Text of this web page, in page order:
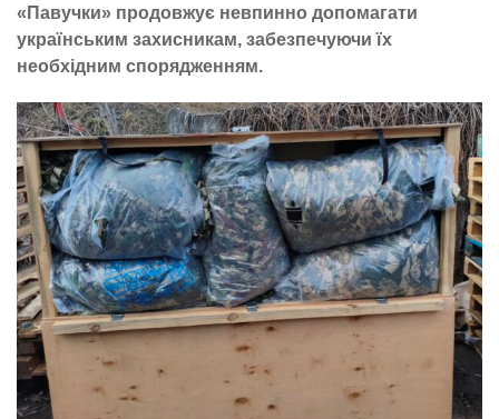
«Павучки» продовжує невпинно допомагати
українським захисникам, забезпечуючи їх
необхідним спорядженням.